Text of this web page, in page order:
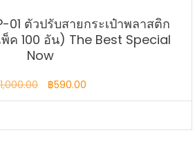
01 ตัวปรับสายกระเป๋าพลาสติก
ค 100 อัน) The Best Special
Now
1,000.00
Original
price
฿590.00
price